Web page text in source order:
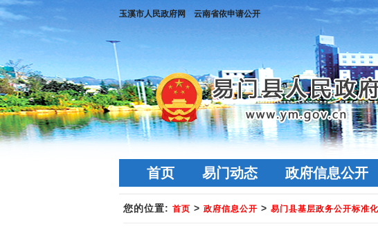
玉溪市人民政府网 云南省依申请公开
首页 易门动态 政府信息公开
您的位置: 首页 > 政府信息公开 > 易门县基层政务公开标准